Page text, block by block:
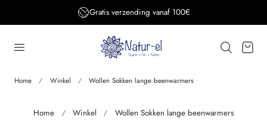
Gratis verzending BE&DE vanaf 150€
Home Winkel Wollen Sokken lange beenwarmers
Home Winkel Wollen Sokken lange beenwarmers